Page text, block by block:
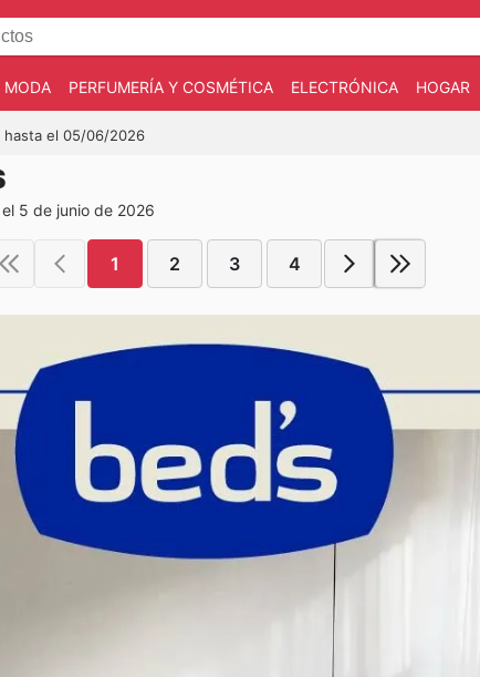
MODA PERFUMERÍA Y COSMÉTICA ELECTRÓNICA HOGAR
hasta el 05/06/2026
5 de junio de 2026
1 2 3 4